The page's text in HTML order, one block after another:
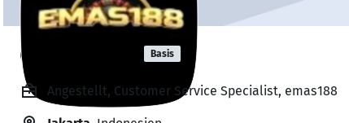
emas gacor Basis
Angestellt, Customer Service Specialist, emas188